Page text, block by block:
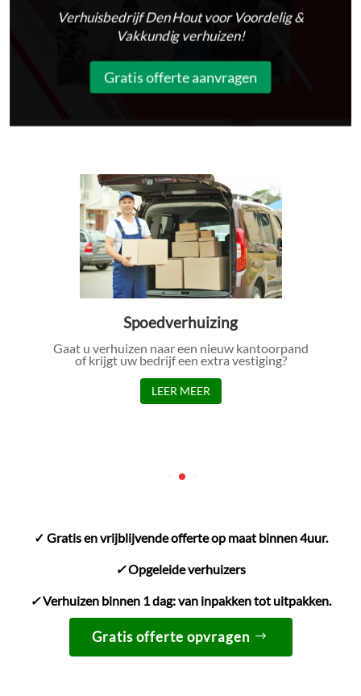
Verhuisbedrijf Den Hout voor Voordelig &
Vakkundig verhuizen!
Gratis offerte aanvragen
Spoedverhuizing
Gaat u verhuizen naar een nieuw kantoorpand
of krijgt uw bedrijf een extra vestiging?
LEER MEER
✓ Gratis en vrijblijvende offerte op maat binnen 4uur.
✓Opgeleide verhuizers
✓Verhuizen binnen 1 dag: van inpakken tot uitpakken.
Gratis offerte opvragen